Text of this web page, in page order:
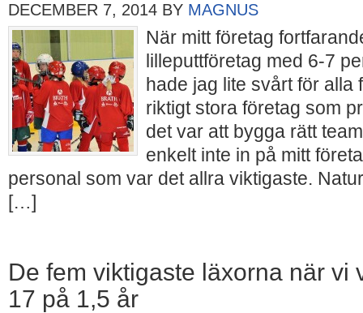
DECEMBER 7, 2014 BY MAGNUS
När mitt företag
lilleputtföretag med 6-7
hade jag lite svårt för alla
riktigt stora företag som
det var att bygga rätt
enkelt inte in på mitt
personal som var det allra viktigaste.
[…]
De fem viktigaste läxorna när vi
17 på 1,5 år